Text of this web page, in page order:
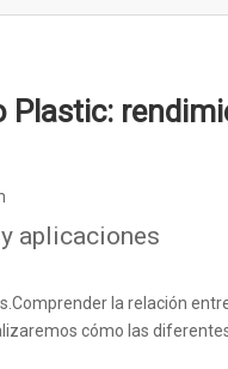
Plastic:
aplicaciones
la relación
cómo las